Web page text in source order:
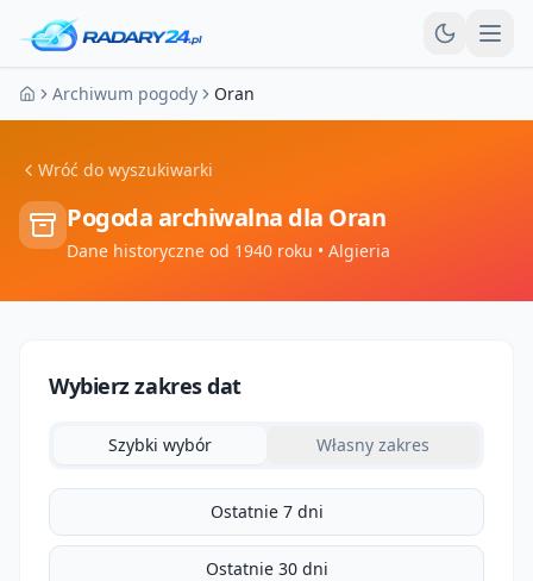
Strona główna
Archiwum pogody Oran
Wróć do wyszukiwarki
Pogoda archiwalna dla Oran
Dane historyczne od 1940 roku • Algieria
Wybierz zakres dat
Szybki wybór Własny zakres
Ostatnie 7 dni
Ostatnie 30 dni